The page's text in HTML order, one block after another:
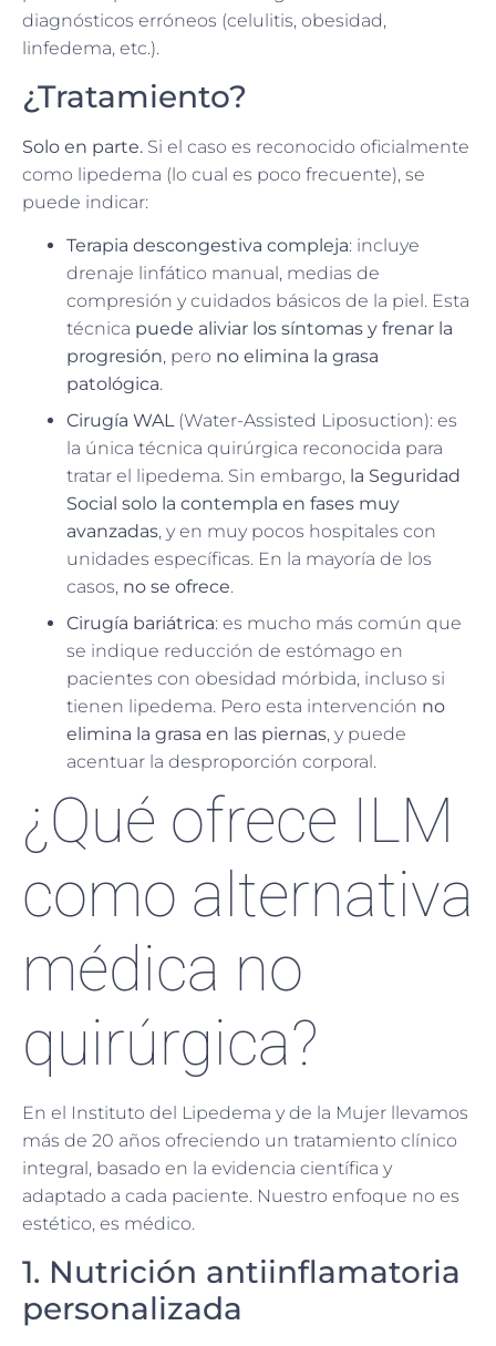
diagnósticos erróneos (celulitis, obesidad,
linfedema, etc.).
¿Tratamiento?
Solo en parte. Si el caso es reconocido oficialmente
como lipedema (lo cual es poco frecuente), se
puede indicar:
Terapia descongestiva compleja: incluye
drenaje linfático manual, medias de
compresión y cuidados básicos de la piel. Esta
técnica puede aliviar los síntomas y frenar la
progresión, pero no elimina la grasa
patológica.
Cirugía WAL(Water-Assisted Liposuction): es
la única técnica quirúrgica reconocida para
tratar el lipedema. Sin embargo, la Seguridad
Social solo la contempla en fases muy
avanzadas, y en muy pocos hospitales con
unidades específicas. En la mayoría de los
casos, no se ofrece.
Cirugía bariátrica: es mucho más común que
se indique reducción de estómago en
pacientes con obesidad mórbida, incluso si
tienen lipedema. Pero esta intervención no
elimina la grasa en las piernas, y puede
acentuar la desproporción corporal.
¿Qué ofrece ILM
como alternativa
médica no
quirúrgica?
En el Instituto del Lipedema y de la Mujer llevamos
más de 20 años ofreciendo un tratamiento clínico
integral, basado en la evidencia científica y
adaptado a cada paciente. Nuestro enfoque no es
estético, es médico.
1. Nutrición antiinflamatoria
personalizada